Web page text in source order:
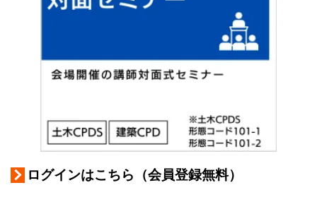
ログインはこちら（会員登録無料）